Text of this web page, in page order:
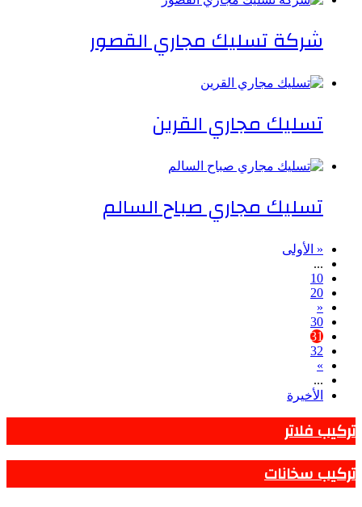
شركة تسليك مجاري القصور
تسليك مجاري القرين
تسليك مجاري صباح السالم
« الأولى
...
10
20
«
30
31
32
»
...
الأخيرة
تركيب فلاتر
تركيب سخانات